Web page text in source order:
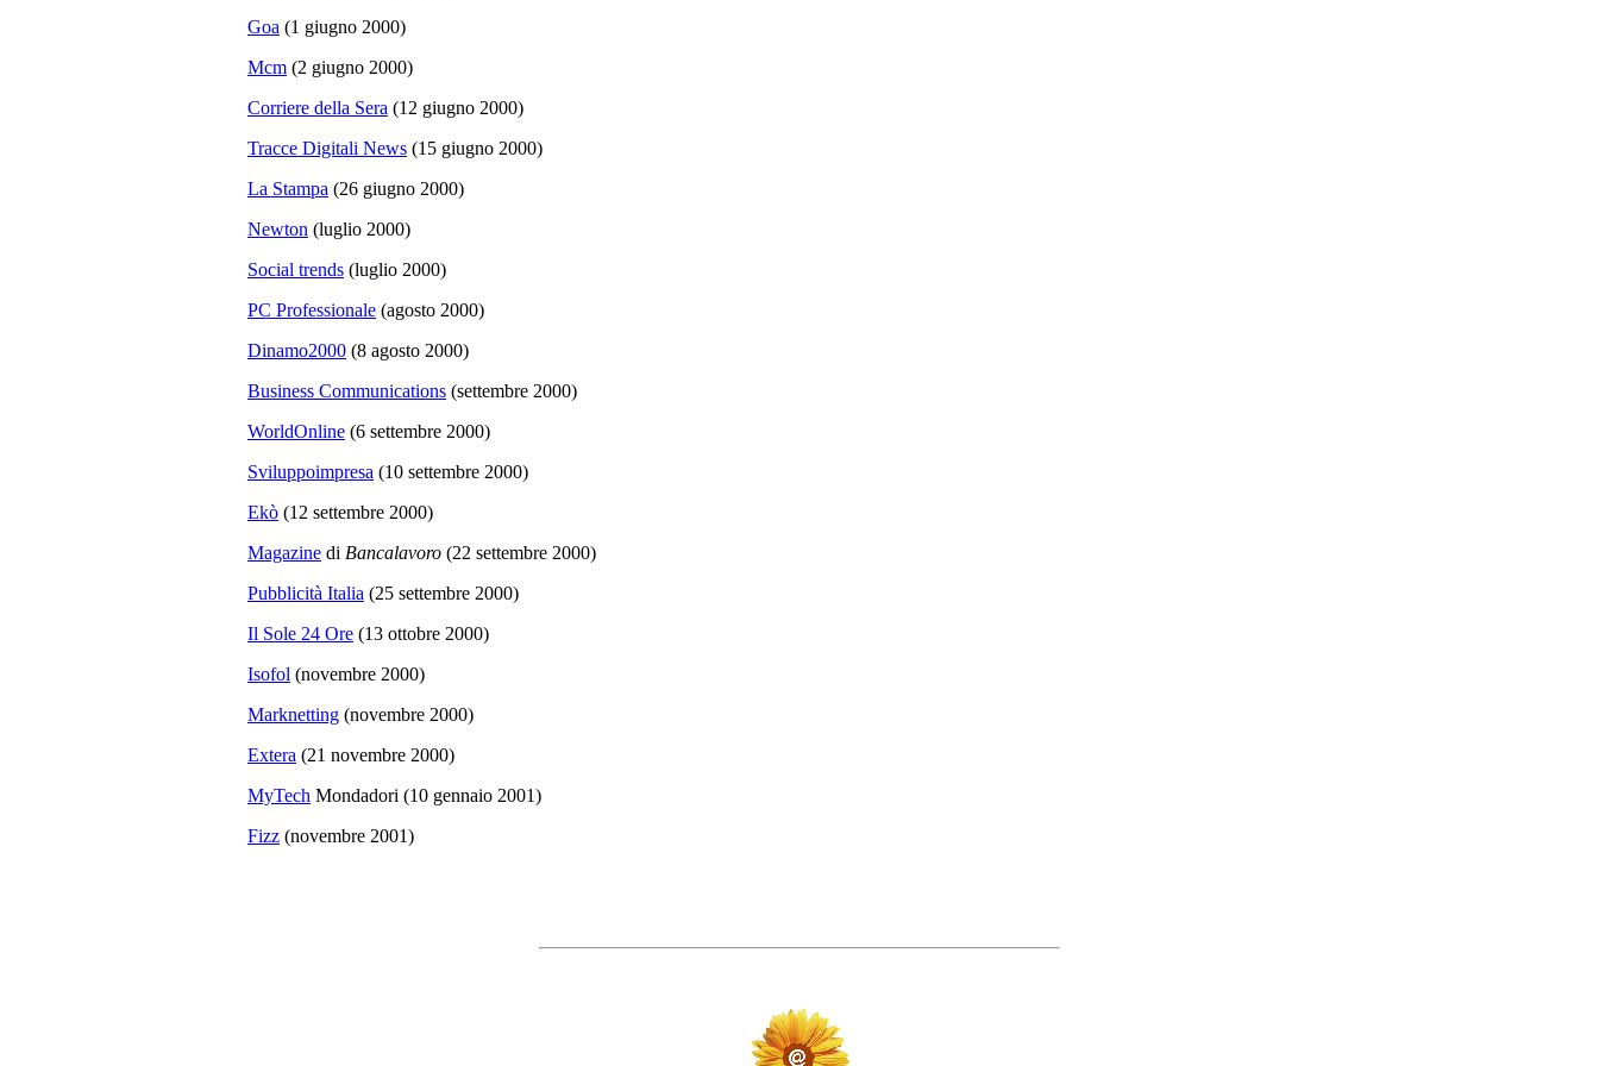
Goa (1 giugno 2000)
Mcm (2 giugno 2000)
Corriere della Sera (12 giugno 2000)
Tracce Digitali News (15 giugno 2000)
La Stampa (26 giugno 2000)
Newton (luglio 2000)
Social trends (luglio 2000)
PC Professionale (agosto 2000)
Dinamo2000 (8 agosto 2000)
Business Communications (settembre 2000)
WorldOnline (6 settembre 2000)
Sviluppoimpresa (10 settembre 2000)
Ekò (12 settembre 2000)
Magazine di Bancalavoro (22 settembre 2000)
Pubblicità Italia (25 settembre 2000)
Il Sole 24 Ore (13 ottobre 2000)
Isofol (novembre 2000)
Marknetting (novembre 2000)
Extera (21 novembre 2000)
MyTech Mondadori (10 gennaio 2001)
Fizz (novembre 2001)